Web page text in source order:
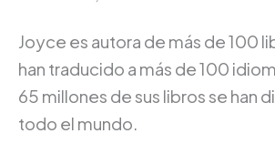
Joyce es autora de más de 100
han traducido a más de 100
65 millones de sus libros se han
todo el mundo.